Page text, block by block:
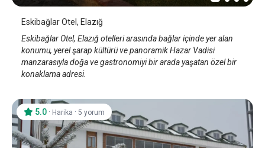
Eskibağlar Otel, Elazığ
Eskibağlar Otel, Elazığ otelleri arasında bağlar içinde yer alan
konumu, yerel şarap kültürü ve panoramik Hazar Vadisi
manzarasıyla doğa ve gastronomiyi bir arada yaşatan özel bir
konaklama adresi.
5.0 · Harika · 5 yorum